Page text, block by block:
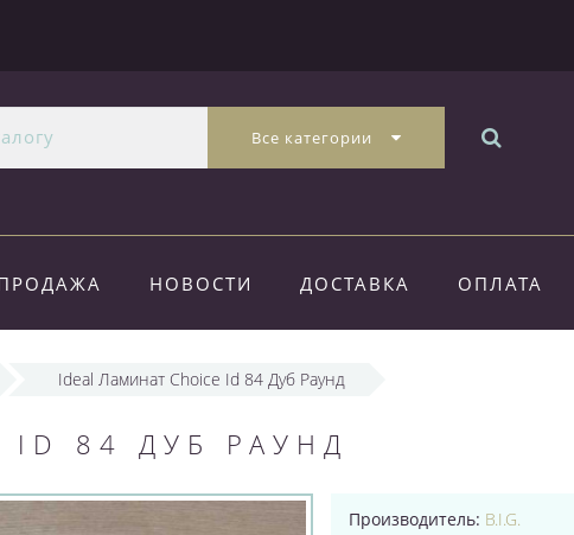
Все категории
НОВОСТИ ДОСТАВКА ОПЛАТА
Ideal Ламинат Choice Id 84 Дуб Раунд
ID 84 ДУБ РАУНД
Производитель: B.I.G.